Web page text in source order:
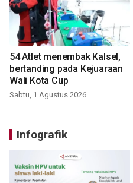
54 Atlet menembak Kalsel,
bertanding pada Kejuaraan
Wali Kota Cup
Sabtu, 1 Agustus 2026
Infografik